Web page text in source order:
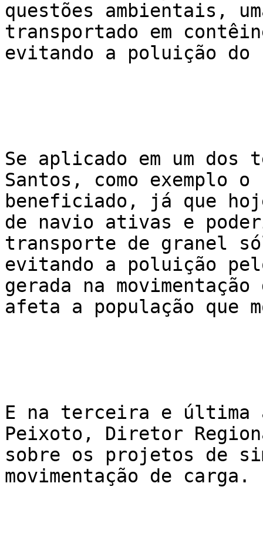
questões ambientais,
transportado em
evitando a poluição
Se aplicado em um dos
Santos, como exemplo
beneficiado, já que
de navio ativas e
transporte de granel
evitando a poluição
gerada na
afeta a população que
E na terceira e última
Peixoto, Diretor
sobre os projetos de
movimentação de carga.